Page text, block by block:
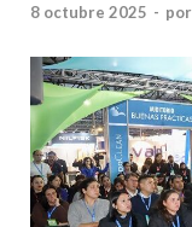
8 octubre 2025 - por